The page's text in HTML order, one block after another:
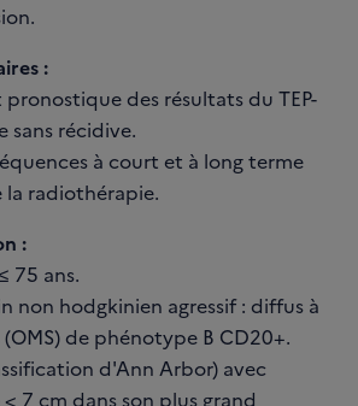
:
pronostique des résultats du TEP-
sans récidive.
à court et à long terme
radiothérapie.
:
75 ans.
non hodgkinien agressif : diffus à
de phénotype B CD20+.
d'Ann Arbor) avec
7 cm dans son plus grand